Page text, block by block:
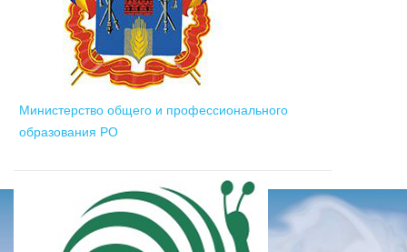
Министерство общего и профессионального
образования РО